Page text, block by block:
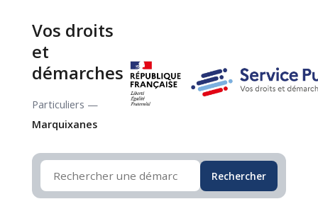
Vos droits
et
démarches
Particuliers —
Marquixanes
Rechercher